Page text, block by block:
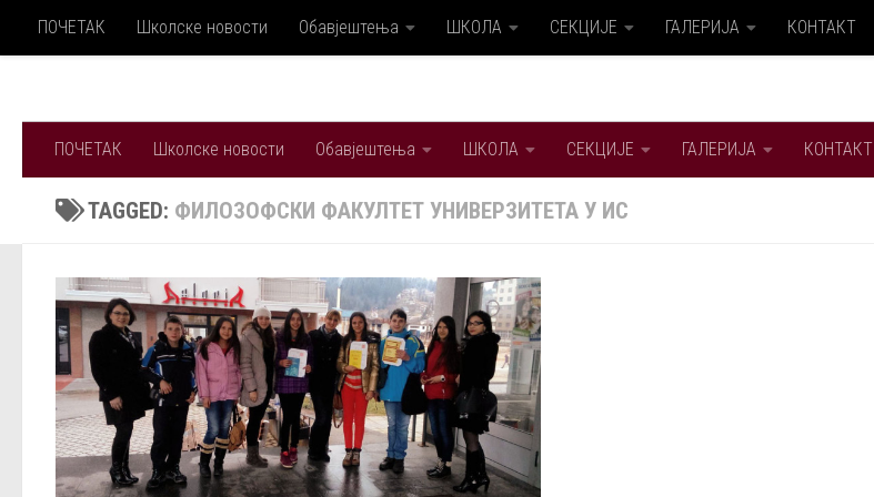
Skip to content
ПОЧЕТАК Школске новости Обавјештења ШКОЛА СЕКЦИЈЕ ГАЛЕРИЈА КОНТАКТ
ПОЧЕТАК Школске новости Обавјештења ШКОЛА СЕКЦИЈЕ ГАЛЕРИЈА КОНТАКТ
TAGGED: ФИЛОЗОФСКИ ФАКУЛТЕТ УНИВЕРЗИТЕТА У ИС